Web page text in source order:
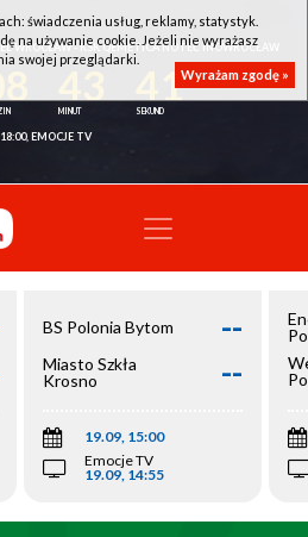
WROCŁAW - KSK QEMETICA NOTEĆ INOWROCŁAW
40
EMOCJE TV
BS Polonia Bytom --
Miasto Szkła
Krosno
--
19.09, 15:00
Emocje TV
19.09, 14:55
świadczenia usług, reklamy, statystyk.
na używanie cookie. Jeżeli nie wyrażasz
swojej przeglądarki.
Wyrażam zgodę »